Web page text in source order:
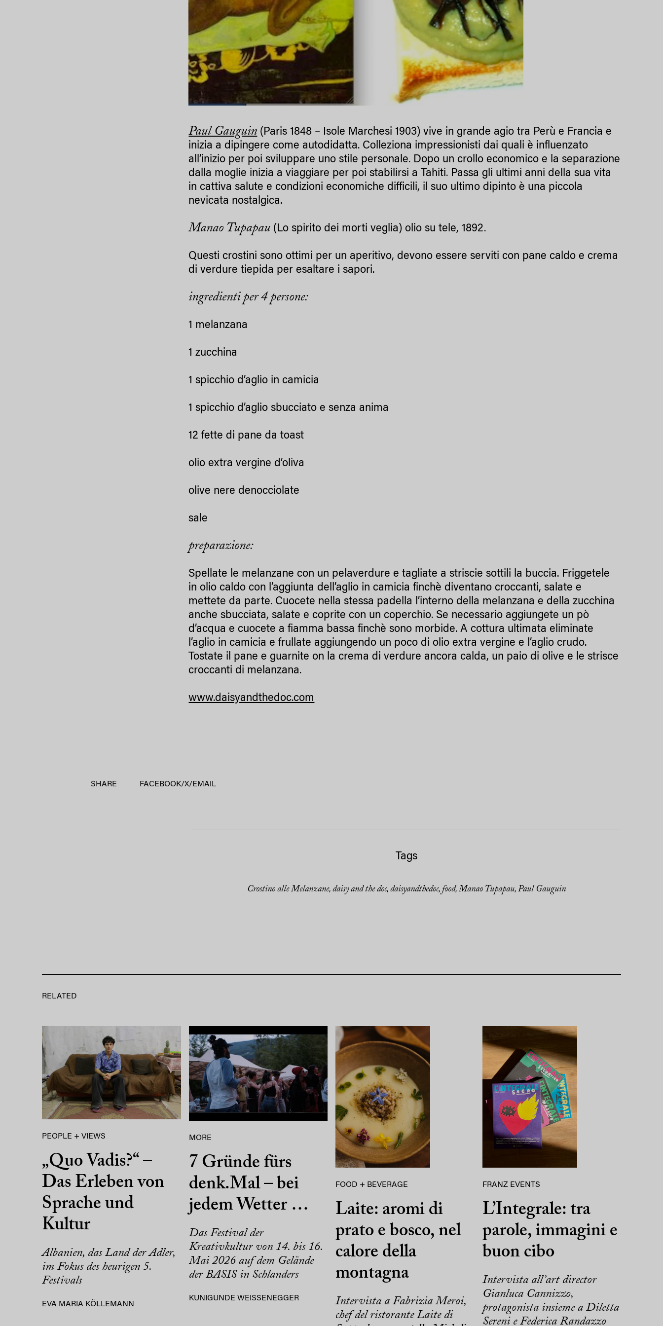
Paul Gauguin (Paris 1848 – Isole Marchesi 1903) vive in grande agio tra Perù e Francia e
inizia a dipingere come autodidatta. Colleziona impressionisti dai quali è influenzato
all’inizio per poi sviluppare uno stile personale. Dopo un crollo economico e la separazione
dalla moglie inizia a viaggiare per poi stabilirsi a Tahiti. Passa gli ultimi anni della sua vita
in cattiva salute e condizioni economiche difficili, il suo ultimo dipinto è una piccola
nevicata nostalgica.
Manao Tupapau (Lo spirito dei morti veglia) olio su tele, 1892.
Questi crostini sono ottimi per un aperitivo, devono essere serviti con pane caldo e crema
di verdure tiepida per esaltare i sapori.
ingredienti per 4 persone:
1 melanzana
1 zucchina
1 spicchio d’aglio in camicia
1 spicchio d’aglio sbucciato e senza anima
12 fette di pane da toast
olio extra vergine d’oliva
olive nere denocciolate
sale
preparazione:
Spellate le melanzane con un pelaverdure e tagliate a striscie sottili la buccia. Friggetele
in olio caldo con l’aggiunta dell’aglio in camicia finchè diventano croccanti, salate e
mettete da parte. Cuocete nella stessa padella l’interno della melanzana e della zucchina
anche sbucciata, salate e coprite con un coperchio. Se necessario aggiungete un pò
d’acqua e cuocete a fiamma bassa finchè sono morbide. A cottura ultimata eliminate
l’aglio in camicia e frullate aggiungendo un poco di olio extra vergine e l’aglio crudo.
Tostate il pane e guarnite on la crema di verdure ancora calda, un paio di olive e le strisce
croccanti di melanzana.
www.daisyandthedoc.com
SHARE FACEBOOK/X/ EMAIL
Tags
Crostino alle Melanzane, daisy and the doc, daisyandthedoc, food, Manao Tupapau, Paul Gauguin
RELATED
PEOPLE + VIEWS
„Quo Vadis?“ –
Das Erleben von
Sprache und
Kultur
Albanien, das Land der Adler,
im Fokus des heurigen 5.
Festivals
EVA MARIA KÖLLEMANN
MORE
7 Gründe fürs
denk.Mal – bei
jedem Wetter …
Das Festival der
Kreativkultur von 14. bis 16.
Mai 2026 auf dem Gelände
der BASIS in Schlanders
KUNIGUNDE WEISSENEGGER
FOOD + BEVERAGE
Laite: aromi di
prato e bosco, nel
calore della
montagna
Intervista a Fabrizia Meroi,
chef del ristorante Laite di
FRANZ EVENTS
L’Integrale: tra
parole, immagini e
buon cibo
Intervista all’art director
Gianluca Cannizzo,
protagonista insieme a Diletta
Sereni e Federica Randazzo